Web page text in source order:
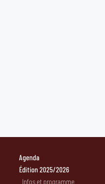
Agenda
Édition 2025/2026
Infos et programme